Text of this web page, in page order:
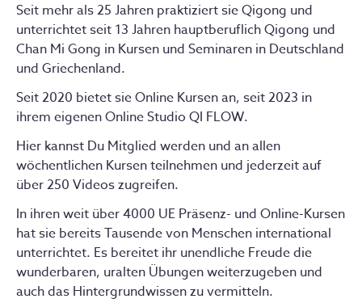
Seit mehr als 25 Jahren praktiziert sie Qigong und
unterrichtet seit 13 Jahren hauptberuflich Qigong und
Chan Mi Gong in Kursen und Seminaren in Deutschland
und Griechenland.
Seit 2020 bietet sie Online Kursen an, seit 2023 in
ihrem eigenen Online Studio QI FLOW.
Hier kannst Du Mitglied werden und an allen
wöchentlichen Kursen teilnehmen und jederzeit auf
über 250 Videos zugreifen.
In ihren weit über 4000 UE Präsenz- und Online-Kursen
hat sie bereits Tausende von Menschen international
unterrichtet. Es bereitet ihr unendliche Freude die
wunderbaren, uralten Übungen weiterzugeben und
auch das Hintergrundwissen zu vermitteln.